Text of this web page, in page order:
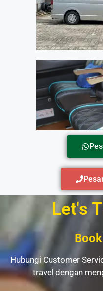
Let's
Hubungi Customer
travel dengan